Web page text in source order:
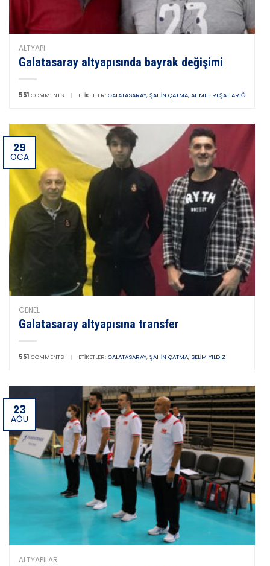
ALTYAPI
Galatasaray altyapısında bayrak değişimi
551 COMMENTS | ETIKETLER: GALATASARAY, ŞAHIN ÇATMA, AHMET REŞAT ARIĞ
29
OCA
GENEL
Galatasaray altyapısına transfer
551 COMMENTS | ETIKETLER: GALATASARAY, ŞAHIN ÇATMA, SELIM YILDIZ
23
AĞU
ALTYAPILAR